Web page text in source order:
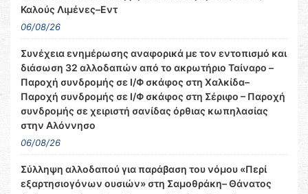
Καλούς Λιμένες–Εντ
06/08/26
Συνέχεια ενημέρωσης αναφορικά με τον εντοπισμό και
διάσωση 32 αλλοδαπών από το ακρωτήριο Ταίναρο –
Παροχή συνδρομής σε Ι/Φ σκάφος στη Χαλκίδα–
Παροχή συνδρομής σε Ι/Φ σκάφος στη Σέριφο – Παροχή
συνδρομής σε χειριστή σανίδας όρθιας κωπηλασίας
στην Αλόννησο
06/08/26
Σύλληψη αλλοδαπού για παράβαση του νόμου «Περί
εξαρτησιογόνων ουσιών» στη Σαμοθράκη– Θάνατος